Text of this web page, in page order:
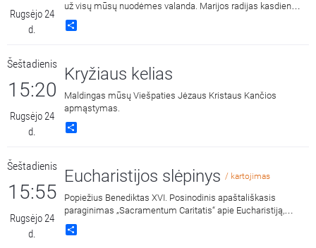
Rugsėjo 24
d.
už visų mūsų nuodėmes valanda. Marijos radijas kasdien
15:00 ir 3:00 kviečia melstis drauge kalbant Dievo
Gailestingumo vainikėlį ir litaniją bei pasiklausyti ištraukų iš
gerbiamas Gailestingojo Jėzaus paveikslas, nutapytas pagal
šv. Faustinos regėjimus.
Šeštadienis
15:20
Rugsėjo 24
d.
Kryžiaus kelias
Maldingas mūsų Viešpaties Jėzaus Kristaus Kančios
apmąstymas.
Šeštadienis
15:55
Rugsėjo 24
d.
Eucharistijos slėpinys / kartojimas
Popiežius Benediktas XVI. Posinodinis apaštališkasis
paraginimas „Sacramentum Caritatis“ apie Eucharistiją,
Bažnyčios gyvenimo ir misijos versmę ir šaltinį. Skaito Laimis
Krunglevičius.